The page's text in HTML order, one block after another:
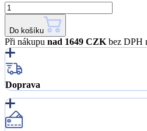
Do košíku
Při nákupu nad 1649 CZK bez DPH
Doprava